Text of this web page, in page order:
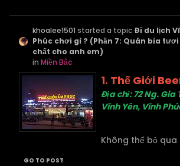
khoalee1501 started a topic Đi du lịch
Phúc chơi gì ? (Phần 7: Quán bia
chất cho anh em)
in Miền Bắc
1. Thế Giới
Địa chỉ: 72 Ng. Gia
Vĩnh Yên, Vĩnh
Không thể bỏ
GO TO POST